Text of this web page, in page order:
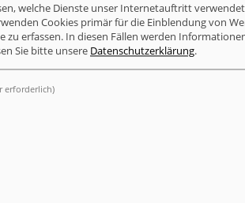
cisco-sa-
welche Dienste unser Internetauftritt
Cookies primär für die Einblendung von
zu erfassen. In diesen Fällen werden
Sie bitte unsere Datenschutzerklärung.
erforderlich)